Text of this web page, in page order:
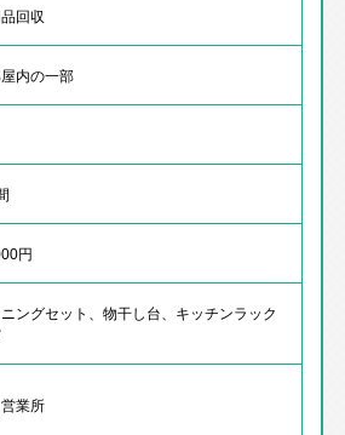
回収
内の一部
円
ングセット、物干し台、キッチンラック
業所